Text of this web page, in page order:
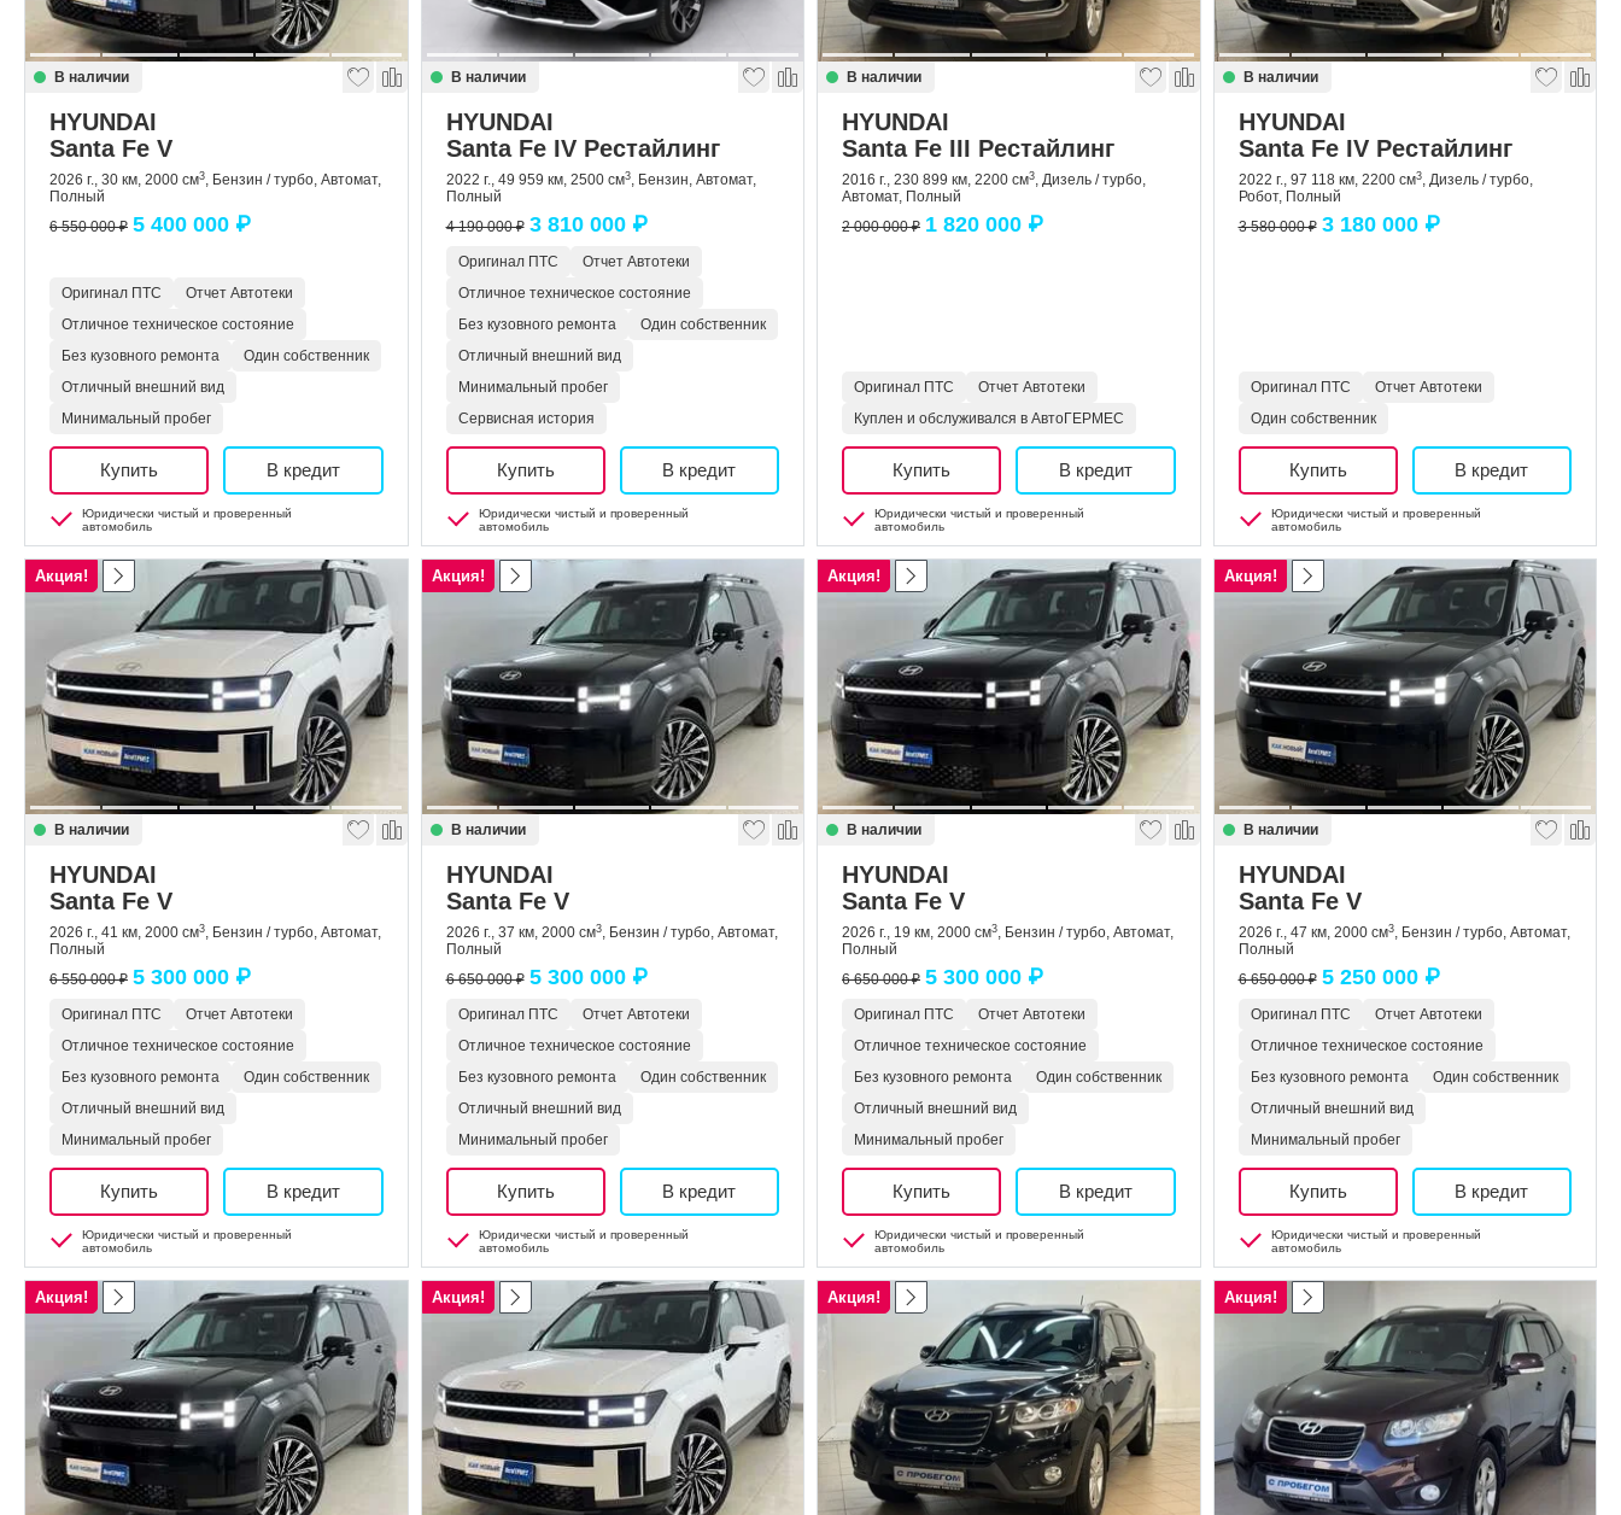
В наличии
HYUNDAI
Santa Fe V
2026 г., 30 км, 2000 см3, Бензин / турбо, Автомат,
Полный
6 550 000 ₽ 5 400 000 ₽
Оригинал ПТС
Отчет Автотеки
Отличное техническое состояние
Без кузовного ремонта
Один собственник
Отличный внешний вид
Минимальный пробег
Купить В кредит
Юридически чистый и проверенный
автомобиль
В наличии
HYUNDAI
Santa Fe IV Рестайлинг
2022 г., 49 959 км, 2500 см3, Бензин, Автомат,
Полный
4 190 000 ₽ 3 810 000 ₽
Оригинал ПТС
Отчет Автотеки
Отличное техническое состояние
Без кузовного ремонта
Один собственник
Отличный внешний вид
Минимальный пробег
Сервисная история
Купить В кредит
Юридически чистый и проверенный
автомобиль
В наличии
HYUNDAI
Santa Fe III Рестайлинг
2016 г., 230 899 км, 2200 см3, Дизель / турбо,
Автомат, Полный
2 000 000 ₽ 1 820 000 ₽
Оригинал ПТС
Отчет Автотеки
Куплен и обслуживался в АвтоГЕРМЕС
Купить В кредит
Юридически чистый и проверенный
автомобиль
В наличии
HYUNDAI
Santa Fe IV Рестайлинг
2022 г., 97 118 км, 2200 см3, Дизель / турбо,
Робот, Полный
3 580 000 ₽ 3 180 000 ₽
Оригинал ПТС
Отчет Автотеки
Один собственник
Купить В кредит
Юридически чистый и проверенный
автомобиль
Акция!
В наличии
HYUNDAI
Santa Fe V
2026 г., 41 км, 2000 см3, Бензин / турбо, Автомат,
Полный
6 550 000 ₽ 5 300 000 ₽
Оригинал ПТС
Отчет Автотеки
Отличное техническое состояние
Без кузовного ремонта
Один собственник
Отличный внешний вид
Минимальный пробег
Купить В кредит
Юридически чистый и проверенный
автомобиль
Акция!
В наличии
HYUNDAI
Santa Fe V
2026 г., 37 км, 2000 см3, Бензин / турбо, Автомат,
Полный
6 650 000 ₽ 5 300 000 ₽
Оригинал ПТС
Отчет Автотеки
Отличное техническое состояние
Без кузовного ремонта
Один собственник
Отличный внешний вид
Минимальный пробег
Купить В кредит
Юридически чистый и проверенный
автомобиль
Акция!
В наличии
HYUNDAI
Santa Fe V
2026 г., 19 км, 2000 см3, Бензин / турбо, Автомат,
Полный
6 650 000 ₽ 5 300 000 ₽
Оригинал ПТС
Отчет Автотеки
Отличное техническое состояние
Без кузовного ремонта
Один собственник
Отличный внешний вид
Минимальный пробег
Купить В кредит
Юридически чистый и проверенный
автомобиль
Акция!
В наличии
HYUNDAI
Santa Fe V
2026 г., 47 км, 2000 см3, Бензин / турбо, Автомат,
Полный
6 650 000 ₽ 5 250 000 ₽
Оригинал ПТС
Отчет Автотеки
Отличное техническое состояние
Без кузовного ремонта
Один собственник
Отличный внешний вид
Минимальный пробег
Купить В кредит
Юридически чистый и проверенный
автомобиль
Акция! Акция! Акция! Акция!